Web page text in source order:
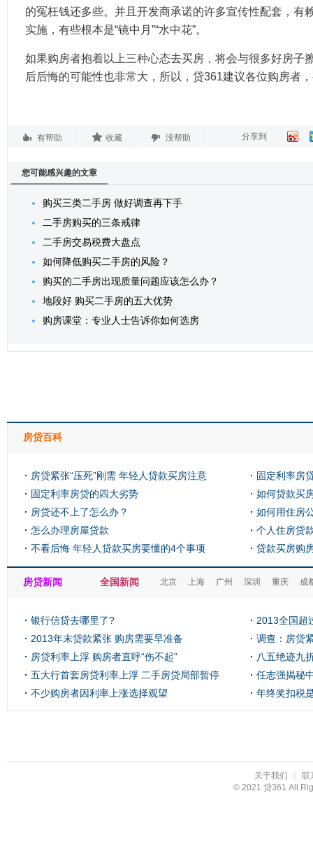
的冤枉钱还多些。并且开发商承诺的许多宣传性配套，有
实施，有些根本是“镜中月”“水中花”。
如果购房者抱着以上三种心态去买房，将会与很多好房子
后后悔的可能性也非常大，所以，贷361建议各位购房者
有帮助 收藏 没帮助 分享到
您可能感兴趣的文章
购买三类二手房 做好调查再下手
二手房购买的三条戒律
二手房交易税费大盘点
如何降低购买二手房的风险？
购买的二手房出现质量问题应该怎么办？
地段好 购买二手房的五大优势
购房课堂：专业人士告诉你如何选房
房贷百科
房贷紧张“压死”刚需 年轻人贷款买房注意
啥？
固定利率房贷的四大劣势
房贷还不上了怎么办？
怎么办理房屋贷款
不看后悔 年轻人贷款买房要懂的4个事项
固定利率房
如何贷款买
如何用住房
个人住房贷
贷款买房购
房贷新闻 全国新闻 北京 上海 广州 深圳 重庆 成
银行信贷去哪里了?
2013年末贷款紧张 购房需要早准备
房贷利率上浮 购房者直呼“伤不起”
五大行首套房贷利率上浮 二手房贷局部暂停
不少购房者因利率上涨选择观望
2013全国超
71亿
调查：房贷
比最高
八五绝迹九
任志强揭秘
年终奖扣税
关于我们 |
联
© 2021 贷361 All